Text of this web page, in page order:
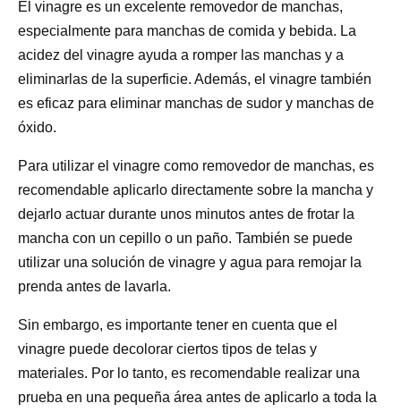
El vinagre es un excelente removedor de manchas,
especialmente para manchas de comida y bebida. La
acidez del vinagre ayuda a romper las manchas y a
eliminarlas de la superficie. Además, el vinagre también
es eficaz para eliminar manchas de sudor y manchas de
óxido.
Para utilizar el vinagre como removedor de manchas, es
recomendable aplicarlo directamente sobre la mancha y
dejarlo actuar durante unos minutos antes de frotar la
mancha con un cepillo o un paño. También se puede
utilizar una solución de vinagre y agua para remojar la
prenda antes de lavarla.
Sin embargo, es importante tener en cuenta que el
vinagre puede decolorar ciertos tipos de telas y
materiales. Por lo tanto, es recomendable realizar una
prueba en una pequeña área antes de aplicarlo a toda la